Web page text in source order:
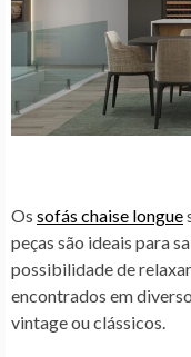
Os sofás chaise longue
peças são ideais para
possibilidade de
encontrados em
vintage ou clássicos.